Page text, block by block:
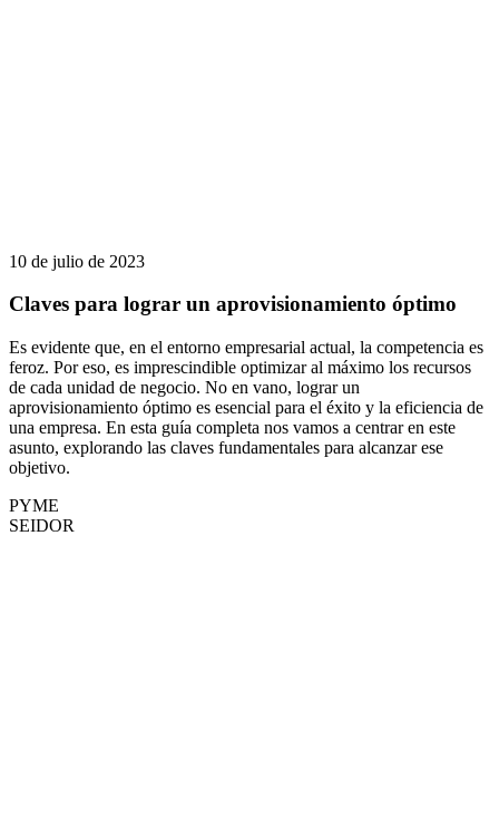
10 de julio de 2023
Claves para lograr un aprovisionamiento óptimo
Es evidente que, en el entorno empresarial actual, la competencia es
feroz. Por eso, es imprescindible optimizar al máximo los recursos
de cada unidad de negocio. No en vano, lograr un
aprovisionamiento óptimo es esencial para el éxito y la eficiencia de
una empresa. En esta guía completa nos vamos a centrar en este
asunto, explorando las claves fundamentales para alcanzar ese
objetivo.
PYME
SEIDOR